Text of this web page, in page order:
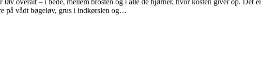
på vådt bøgeløv, grus i indkørslen og…